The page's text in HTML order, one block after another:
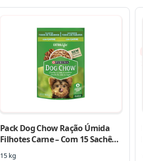
Pack Dog Chow Ração Úmida
Filhotes Carne – Com 15 Sachês
100g
15 kg